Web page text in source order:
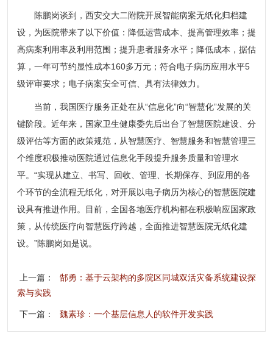
陈鹏岗谈到，西安交大二附院开展智能病案无纸化归档建
设，为医院带来了以下价值：降低运营成本、提高管理效率；提
高病案利用率及利用范围；提升患者服务水平；降低成本，据估
算，一年可节约显性成本160多万元；符合电子病历应用水平5
级评审要求；电子病案安全可信、具有法律效力。
当前，我国医疗服务正处在从“信息化”向“智慧化”发展的关
键阶段。近年来，国家卫生健康委先后出台了智慧医院建设、分
级评估等方面的政策规范，从智慧医疗、智慧服务和智慧管理三
个维度积极推动医院通过信息化手段提升服务质量和管理水
平。“实现从建立、书写、回收、管理、长期保存、到应用的各
个环节的全流程无纸化，对开展以电子病历为核心的智慧医院建
设具有推进作用。目前，全国各地医疗机构都在积极响应国家政
策，从传统医疗向智慧医疗跨越，全面推进智慧医院无纸化建
设。”陈鹏岗如是说。
上一篇：
郜勇：基于云架构的多院区同城双活灾备系统建设探
索与实践
下一篇： 魏素珍：一个基层信息人的软件开发实践